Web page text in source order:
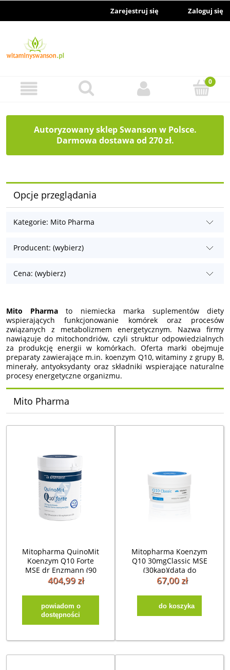
Zarejestruj się Zaloguj się
Autoryzowany sklep Swanson w Polsce.
Darmowa dostawa od 270 zł.
Opcje przeglądania
Kategorie: Mito Pharma
Producent: (wybierz)
Cena: (wybierz)
Mito Pharmato niemiecka marka suplementów diety
wspierających funkcjonowanie komórek oraz procesów
związanych z metabolizmem energetycznym. Nazwa firmy
nawiązuje do mitochondriów, czyli struktur odpowiedzialnych
za produkcję energii w komórkach. Oferta marki obejmuje
preparaty zawierające m.in. koenzym Q10, witaminy z grupy B,
minerały, antyoksydanty oraz składniki wspierające naturalne
procesy energetyczne organizmu.
Mito Pharma
Mitopharma QuinoMit
Koenzym Q10 Forte
MSE dr Enzmann (90
kap)
404,99 zł
powiadom o
dostępności
Mitopharma Koenzym
Q10 30mgClassic MSE
(30kap)(data do
31.01.2027)
67,00 zł
do koszyka